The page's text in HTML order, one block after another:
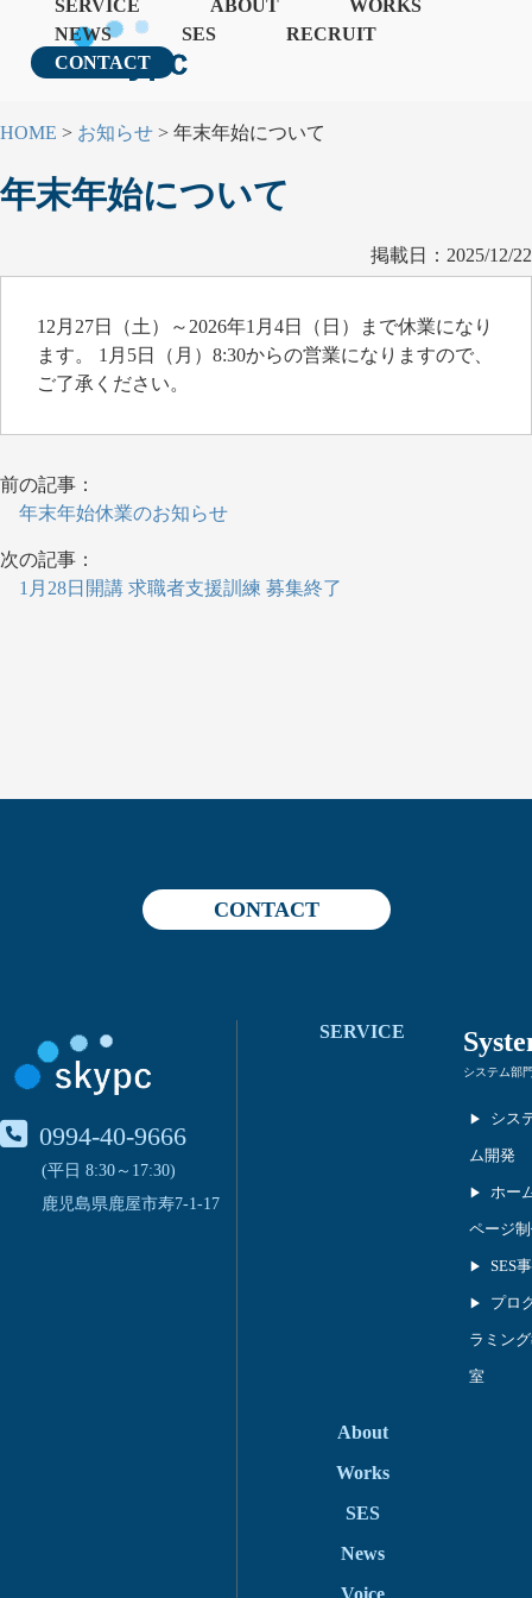
SERVICE ABOUT
WORKS
NEWS
SES
RECRUIT
CONTACT
HOME > お知らせ > 年末年始について
年末年始について
掲載日：2025/12/22
12月27日（土）～2026年1月4日（日）まで休業になり
ます。 1月5日（月）8:30からの営業になりますので、
ご了承ください。
前の記事：
年末年始休業のお知らせ
次の記事：
1月28日開講 求職者支援訓練 募集終了
CONTACT
0994-40-9666
(平日 8:30～17:30)
鹿児島県鹿屋市寿7-1-17
SERVICE
システム部
シス
ム開発
ホー
ページ
SES
プロ
ラミン
室
About
Works
SES
News
Voice